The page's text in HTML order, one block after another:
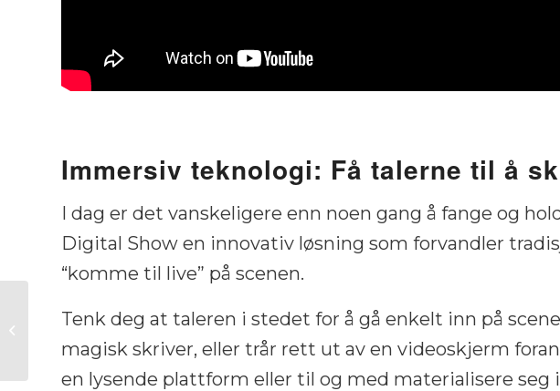
Immersiv teknologi: Få talerne til å
I dag er det vanskeligere enn noen gang å fange og
Digital Show en innovativ løsning som forvandler
“komme til live” på scenen.
Tenk deg at taleren i stedet for å gå enkelt inn på
magisk skriver, eller trår rett ut av en videoskjerm
en lysende plattform eller til og med materialisere seg
Show på Afrika-
Event: En Ny Måte å
Koble Verden
Sammen...